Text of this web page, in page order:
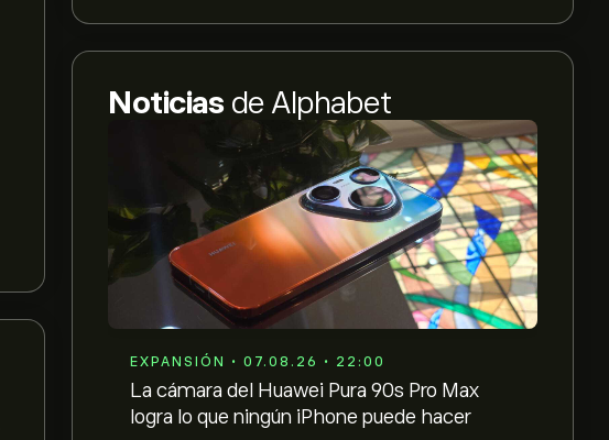
Noticiasde Alphabet
EXPANSIÓN • 07.08.26 • 22:00
La cámara del Huawei Pura 90s Pro Max
logra lo que ningún iPhone puede hacer